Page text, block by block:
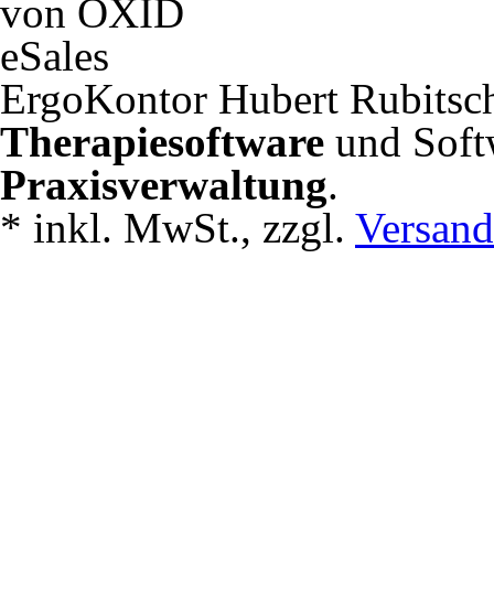
ErgoKontor Hubert
Therapiesoftware und
Praxisverwaltung.
* inkl. MwSt., zzgl.